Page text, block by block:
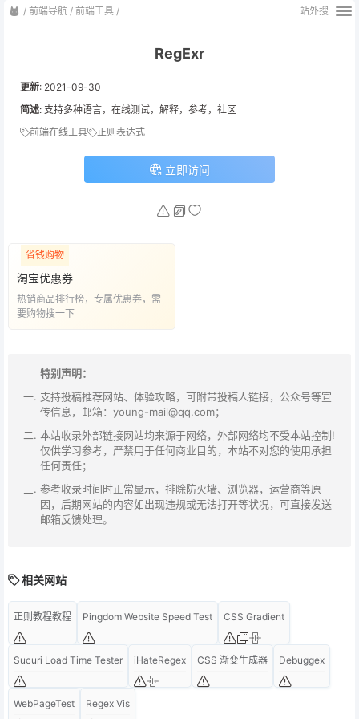
/ 前端导航 / 前端工具 / 站外搜
RegExr
更新: 2021-09-30
简述: 支持多种语言，在线测试，解释，参考，社区
前端在线工具
正则表达式
立即访问
省钱购物
淘宝优惠券
热销商品排行榜，专属优惠券，需
要购物搜一下
特别声明：
支持投稿推荐网站、体验攻略，可附带投稿人链接，公众号等宣
传信息，邮箱：young-mail@qq.com；
本站收录外部链接网站均来源于网络，外部网络均不受本站控制!
仅供学习参考，严禁用于任何商业目的，本站不对您的使用承担
任何责任；
参考收录时间时正常显示，排除防火墙、浏览器，运营商等原
因，后期网站的内容如出现违规或无法打开等状况，可直接发送
邮箱反馈处理。
相关网站
正则教程教程 Pingdom Website Speed Test CSS Gradient
Sucuri Load Time Tester iHateRegex CSS 渐变生成器 Debuggex
WebPageTest Regex Vis